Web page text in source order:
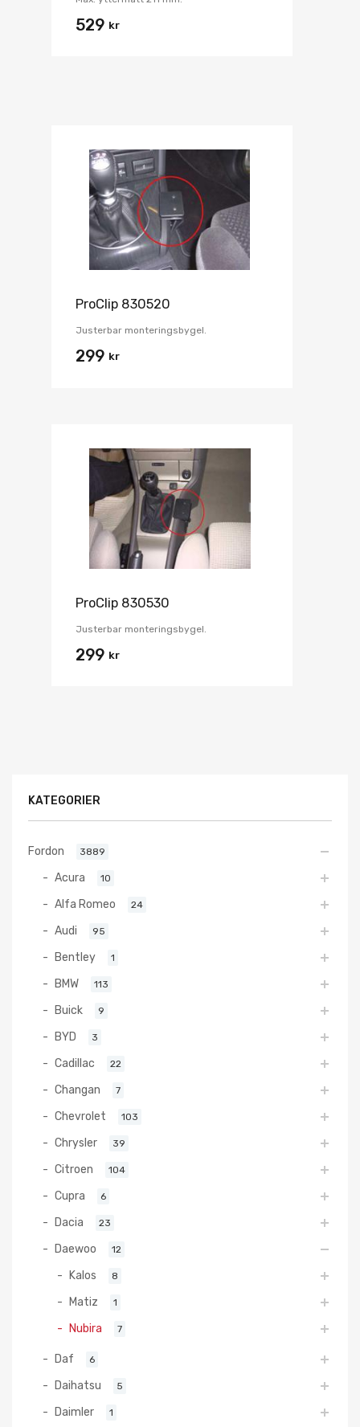
529 kr
ProClip 830520
Justerbar monteringsbygel.
299 kr
ProClip 830530
Justerbar monteringsbygel.
299 kr
KATEGORIER
Fordon 3889
Acura 10
Alfa Romeo 24
Audi 95
Bentley 1
BMW 113
Buick 9
BYD 3
Cadillac 22
Changan 7
Chevrolet 103
Chrysler 39
Citroen 104
Cupra 6
Dacia 23
Daewoo 12
Kalos 8
Matiz 1
Nubira 7
Daf 6
Daihatsu 5
Daimler 1